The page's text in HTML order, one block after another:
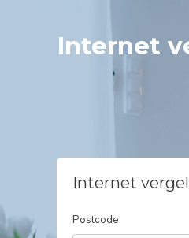
Internet
Internet
Postcode